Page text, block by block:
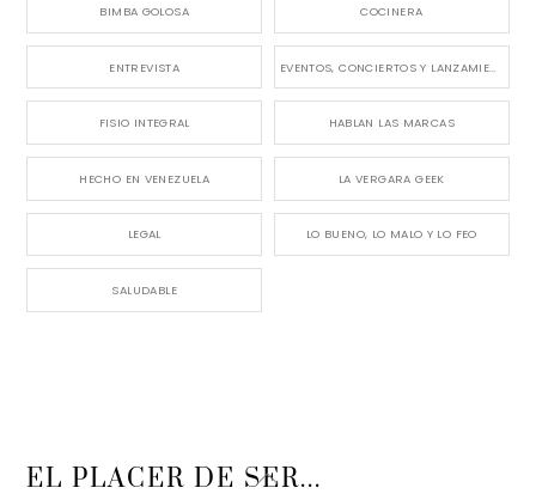
BIMBA GOLOSA COCINERA
ENTREVISTA
FISIO INTEGRAL HABLAN LAS MARCAS
HECHO EN VENEZUELA LA VERGARA GEEK
LEGAL LO BUENO, LO MALO Y LO FEO
SALUDABLE
Back
EL PLACER DE SER...